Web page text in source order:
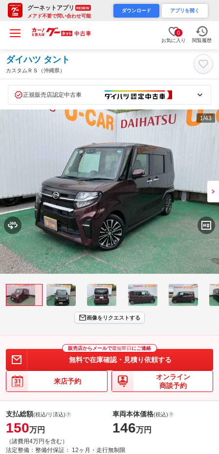
グーネットアプリ RENEW
メアド不要で問い合わせ可能
ダウンロード アプリを開く
0
お気に入り 閲覧履歴
ダイハツ タント
カスタムＲＳ（沖縄県）
正規販売店認定中古車
1/43
画像をリクエストする
販売店からメールで最短即日 にご連絡
無料で在庫確認・見積り依頼する
来店予約
オンライン
商談予約
支払総額(税込/リ済込)
150万円
（諸費用4万円を含む）
車両本体価格(税込)
146万円
法定整備： 整備付保証： 12ヶ月・走行無制限